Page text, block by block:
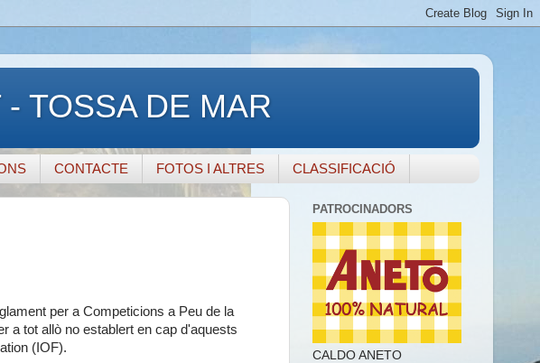
TOSSA DE MAR
CONTACTE FOTOS I ALTRES CLASSIFICACIÓ
per a Competicions a Peu de la
a tot allò no establert en cap d'aquests
(IOF).
PATROCINADORS
CALDO ANETO